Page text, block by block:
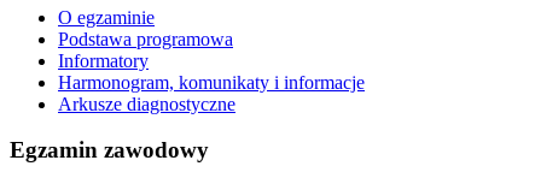
O egzaminie
Podstawa programowa
Informatory
Harmonogram, komunikaty i informacje
Arkusze diagnostyczne
Egzamin zawodowy